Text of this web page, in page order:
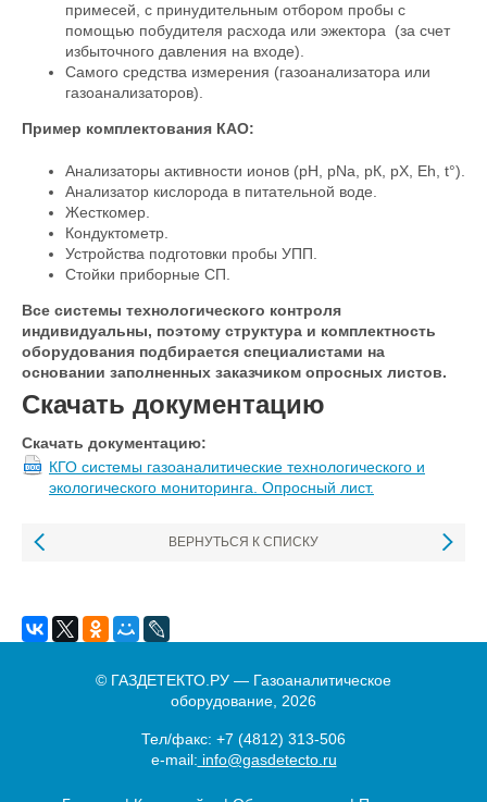
примесей, с принудительным отбором пробы с
помощью побудителя расхода или эжектора (за счет
избыточного давления на входе).
Самого средства измерения (газоанализатора или
газоанализаторов).
Пример комплектования КАО:
Анализаторы активности ионов (рН, рNa, рК, рХ, Eh, t°).
Анализатор кислорода в питательной воде.
Жесткомер.
Кондуктометр.
Устройства подготовки пробы УПП.
Стойки приборные СП.
Все системы технологического контроля
индивидуальны, поэтому структура и комплектность
оборудования подбирается специалистами на
основании заполненных заказчиком опросных листов.
Скачать документацию
Скачать документацию:
КГО системы газоаналитические технологического и
экологического мониторинга. Опросный лист.
ВЕРНУТЬСЯ К СПИСКУ
© ГАЗДЕТЕКТО.РУ — Газоаналитическое
оборудование, 2026
Тел/факс: +7 (4812) 313-506
e-mail: info@gasdetecto.ru